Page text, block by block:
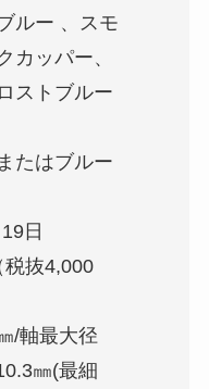
ルー 、スモ
カッパー、
ストブルー
たはブルー
日
税抜4,000
/軸最大径
㎜(最細